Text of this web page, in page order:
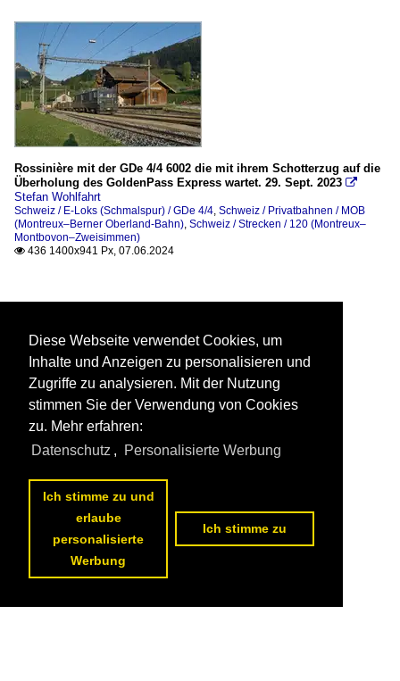
Rossinière mit der GDe 4/4 6002 die mit ihrem Schotterzug auf die
Überholung des GoldenPass Express wartet. 29. Sept. 2023 
Stefan Wohlfahrt
Schweiz / E-Loks (Schmalspur) / GDe 4/4 Schweiz / Privatbahnen / MOB
(Montreux–Berner Oberland-Bahn) Schweiz / Strecken / 120 (Montreux–
Montbovon–Zweisimmen)
 436 1400x941 Px, 07.06.2024
Diese Webseite verwendet Cookies, um
Inhalte und Anzeigen zu personalisieren und
Zugriffe zu analysieren. Mit der Nutzung
stimmen Sie der Verwendung von Cookies
zu. Mehr erfahren:
Datenschutz , Personalisierte Werbung
Ich stimme zu und
erlaube
personalisierte
Werbung
Ich stimme zu